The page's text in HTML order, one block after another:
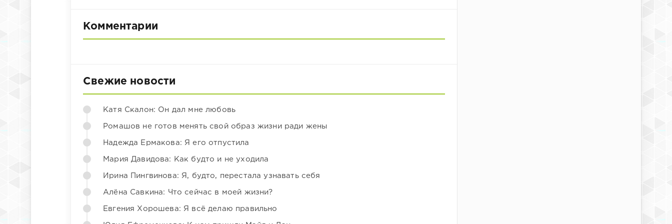
Комментарии
Свежие новости
Катя Скалон: Он дал мне любовь
Ромашов не готов менять свой образ жизни ради жены
Надежда Ермакова: Я его отпустила
Мария Давидова: Как будто и не уходила
Ирина Пингвинова: Я, будто, перестала узнавать себя
Алёна Савкина: Что сейчас в моей жизни?
Евгения Хорошева: Я всё делаю правильно